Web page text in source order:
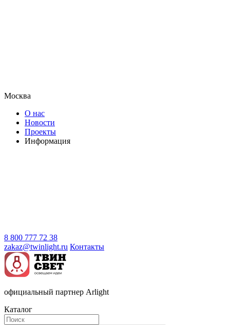
Москва
О нас
Новости
Проекты
Информация
8 800 777 72 38
zakaz@twinlight.ru Контакты
официальный партнер Arlight
Каталог